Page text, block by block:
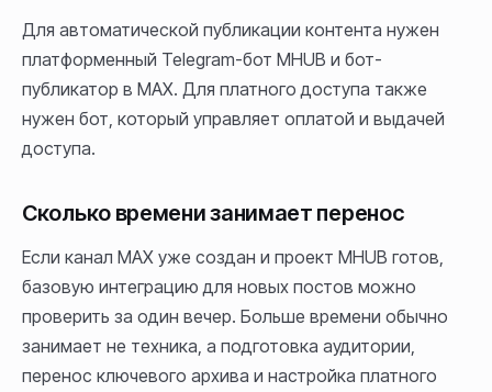
Для автоматической публикации контента нужен
платформенный Telegram-бот MHUB и бот-
публикатор в MAX. Для платного доступа также
нужен бот, который управляет оплатой и выдачей
доступа.
Сколько времени занимает перенос
Если канал MAX уже создан и проект MHUB готов,
базовую интеграцию для новых постов можно
проверить за один вечер. Больше времени обычно
занимает не техника, а подготовка аудитории,
перенос ключевого архива и настройка платного